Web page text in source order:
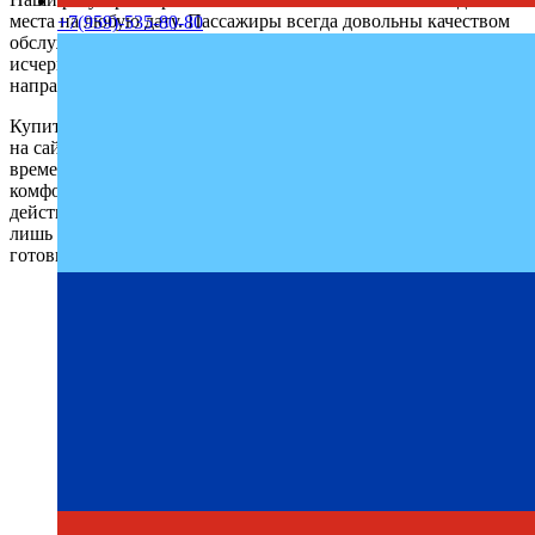
места на любую дату. Пассажиры всегда довольны качеством
обслуживания и возвращаются к нам снова. Мы собрали всю
исчерпывающую информацию о поездках в данном
направлении, чтобы не осталось лишних вопросов.
Купить билет Малый — Маяк — ДНР можно по телефону или
на сайте онлайн с удобством и минимальными затратами
времени. Мы стремимся сделать каждую поездку максимально
комфортной, спокойной и безопасной. Как видите, с нами
действительно удобно и просто путешествовать. Осталось
лишь заполнить форму бронирования на сайте и начать
готовиться к поездке. Ваше удобство – наша главная цель.
+7(959)-535-80-80